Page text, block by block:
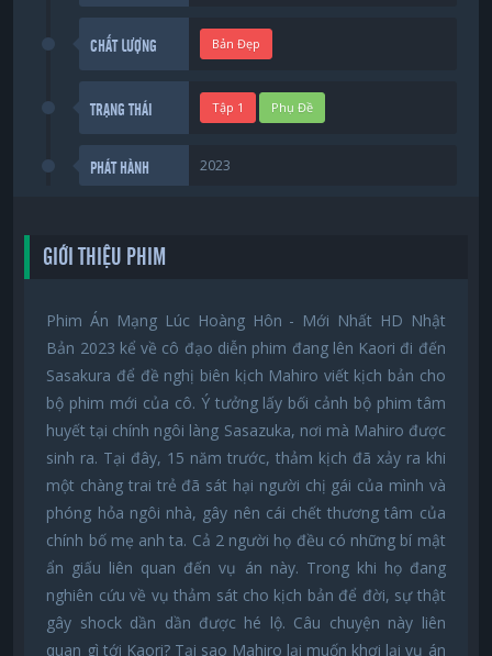
CHẤT LƯỢNG Bản Đẹp
TRẠNG THÁI Tập 1 Phụ Đề
PHÁT HÀNH 2023
GIỚI THIỆU PHIM
Phim Án Mạng Lúc Hoàng Hôn - Mới Nhất HD Nhật
Bản 2023 kể về cô đạo diễn phim đang lên Kaori đi đến
Sasakura để đề nghị biên kịch Mahiro viết kịch bản cho
bộ phim mới của cô. Ý tưởng lấy bối cảnh bộ phim tâm
huyết tại chính ngôi làng Sasazuka, nơi mà Mahiro được
sinh ra. Tại đây, 15 năm trước, thảm kịch đã xảy ra khi
một chàng trai trẻ đã sát hại người chị gái của mình và
phóng hỏa ngôi nhà, gây nên cái chết thương tâm của
chính bố mẹ anh ta. Cả 2 người họ đều có những bí mật
ẩn giấu liên quan đến vụ án này. Trong khi họ đang
nghiên cứu về vụ thảm sát cho kịch bản để đời, sự thật
gây shock dần dần được hé lộ. Câu chuyện này liên
quan gì tới Kaori? Tại sao Mahiro lại muốn khơi lại vụ án